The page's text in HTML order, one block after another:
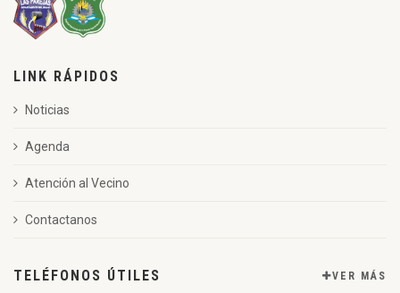
LINK RÁPIDOS
Noticias
Agenda
Atención al Vecino
Contactanos
TELÉFONOS ÚTILES VER MÁS